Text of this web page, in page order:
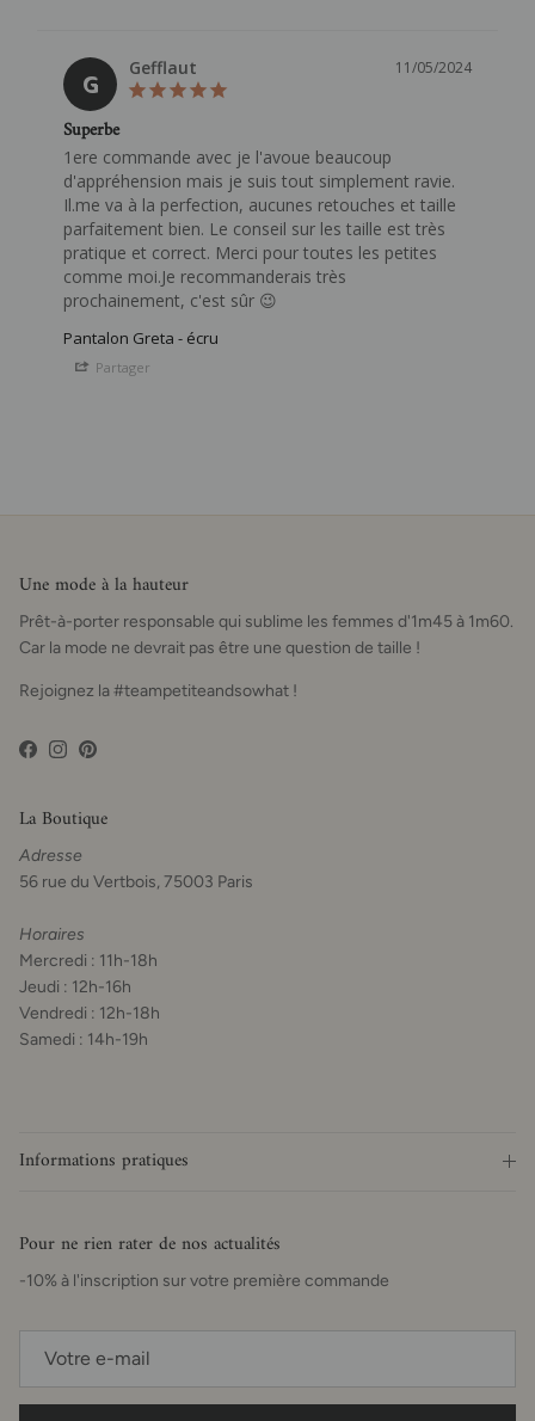
G
11/05/2024
Gefflaut
Superbe
1ere commande avec je l'avoue beaucoup
d'appréhension mais je suis tout simplement ravie.
Il.me va à la perfection, aucunes retouches et taille
parfaitement bien. Le conseil sur les taille est très
pratique et correct. Merci pour toutes les petites
comme moi.Je recommanderais très
prochainement, c'est sûr 😉
Pantalon Greta - écru
Partager
Une mode à la hauteur
Prêt-à-porter responsable qui sublime les femmes d'1m45 à 1m60.
Car la mode ne devrait pas être une question de taille !
Rejoignez la #teampetiteandsowhat !
Facebook
Instagram
Pinterest
La Boutique
Adresse
56 rue du Vertbois, 75003 Paris
Horaires
Mercredi : 11h-18h
Jeudi : 12h-16h
Vendredi : 12h-18h
Samedi : 14h-19h
Informations pratiques
Pour ne rien rater de nos actualités
-10% à l'inscription sur votre première commande